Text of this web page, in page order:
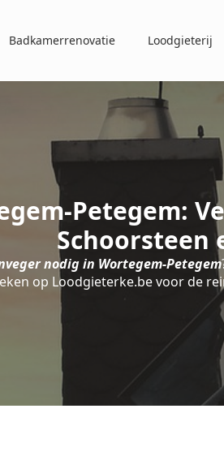
Badkamerrenovatie Loodgieterij
Petegem:
Schoorsteen
nodig in Wortegem-Petegem
op Loodgieterke.be voor de